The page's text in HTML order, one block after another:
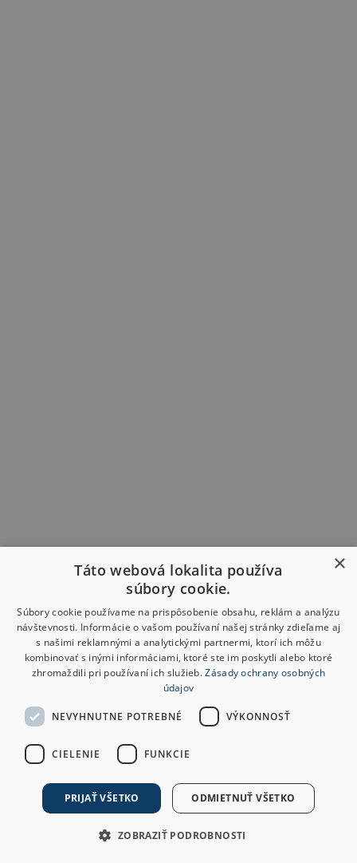
×
Táto webová lokalita používa
súbory cookie.
Súbory cookie používame na prispôsobenie obsahu, reklám a analýzu
návštevnosti. Informácie o vašom používaní našej stránky zdieľame aj
s našimi reklamnými a analytickými partnermi, ktorí ich môžu
kombinovať s inými informáciami, ktoré ste im poskytli alebo ktoré
zhromaždili pri používaní ich služieb.Zásady ochrany osobných
údajov
NEVYHNUTNE POTREBNÉ VÝKONNOSŤ
CIELENIE FUNKCIE
PRIJAŤ VŠETKO ODMIETNUŤ VŠETKO
ZOBRAZIŤ PODROBNOSTI